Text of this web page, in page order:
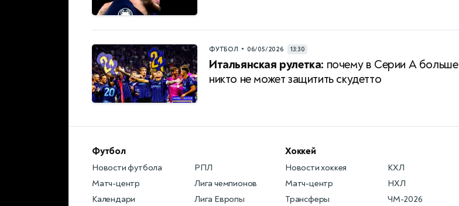
ФУТБОЛ • 06/05/2026 13:30
Итальянская рулетка: почему в Серии A больше
никто не может защитить скудетто
Футбол
Новости футбола
РПЛ
Матч-центр
Лига чемпионов
Календари
Лига Европы
Хоккей
Новости хоккея
КХЛ
Матч-центр
НХЛ
Трансферы
ЧМ-2026